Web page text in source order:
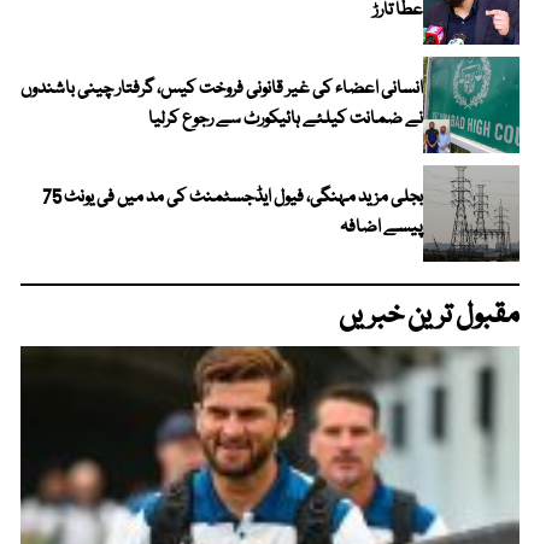
عطا تارڑ
انسانی اعضاء کی غیر قانونی فروخت کیس، گرفتار چینی باشندوں
نے ضمانت کیلئے ہائیکورٹ سے رجوع کرلیا
بجلی مزید مہنگی، فیول ایڈجسٹمنٹ کی مد میں فی یونٹ 75
پیسے اضافہ
مقبول ترین خبریں